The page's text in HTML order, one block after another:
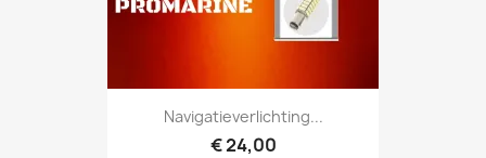
Navigatieverlichting...
€ 24,00